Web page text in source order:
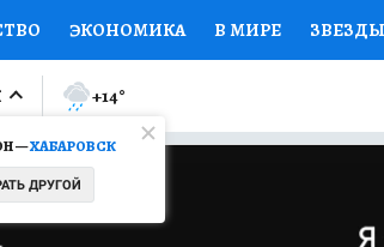
ЭКОНОМИКА В МИРЕ ЗВЕЗДЫ
НАЦИОНАЛЬНЫЕ
МИР Я ЗНАЮ СЕМЬЯ ЖЕНСКИЕ
СЕРИАЛЫ
—ХАБАРОВСК
ДРУГОЙ
+14°